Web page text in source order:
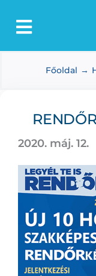
Toggle
Lőkösháza
Intézmények
Média
Választás
Főoldal
2020. máj. 12.